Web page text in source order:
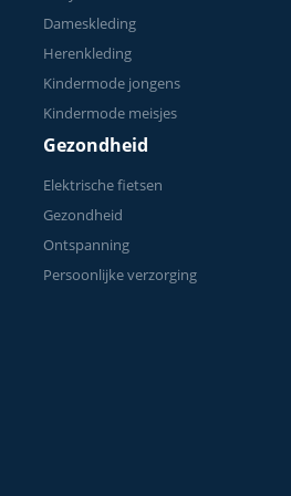
Dameskleding
Herenkleding
Kindermode jongens
Kindermode meisjes
Gezondheid
Elektrische fietsen
Gezondheid
Ontspanning
Persoonlijke verzorging